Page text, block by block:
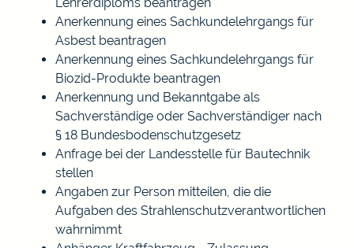
Anerkennung eines Sachkundelehrgangs für
Asbest beantragen
Anerkennung eines Sachkundelehrgangs für
Biozid-Produkte beantragen
Anerkennung und Bekanntgabe als
Sachverständige oder Sachverständiger nach
§ 18 Bundesbodenschutzgesetz
Anfrage bei der Landesstelle für Bautechnik
stellen
Angaben zur Person mitteilen, die die
Aufgaben des Strahlenschutzverantwortlichen
wahrnimmt